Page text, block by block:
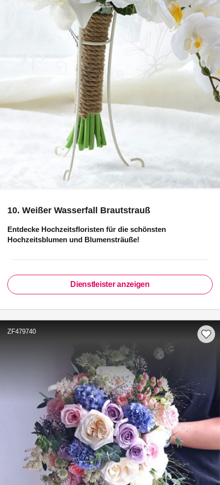
10. Weißer Wasserfall Brautstrauß
Entdecke Hochzeitsfloristen für die schönsten
Hochzeitsblumen und Blumensträuße!
Dienstleister anzeigen
ZF479740